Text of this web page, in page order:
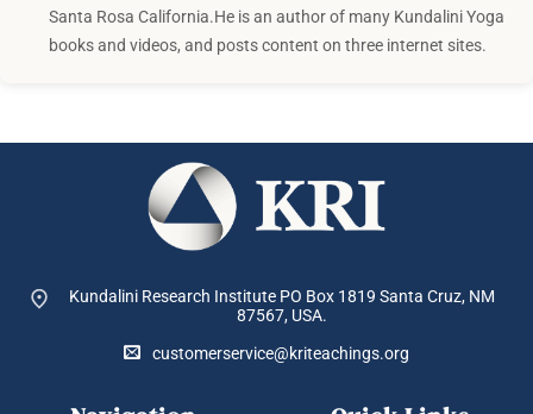
Santa Rosa California.He is an author of many Kundalini Yoga
books and videos, and posts content on three internet sites.
Kundalini Research Institute PO Box 1819 Santa Cruz, NM
87567, USA.
customerservice@kriteachings.org